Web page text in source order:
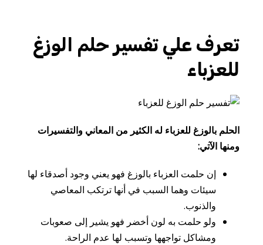
تعرف علي تفسير حلم الوزغ
للعزباء
الحلم بالوزغ للعزباء له الكثير من المعاني والتفسيرات
ومنها الآتي:
إن حلمتالعزباءبالوزغ فهو يعني وجود أصدقاءلها
سيئاتوهما السببفي أنها ترتكب المعاصي
والذنوب.
ولو حلمتبهلون أخضرفهو يشيرإلى صعوبات
ومشاكلتواجههاوتسببلهاعدم الراحة.